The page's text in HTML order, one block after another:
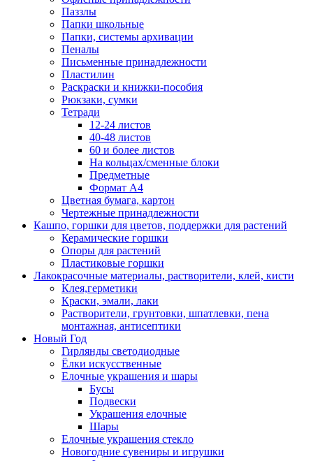
Паззлы
Папки школьные
Папки, системы архивации
Пеналы
Письменные принадлежности
Пластилин
Раскраски и книжки-пособия
Рюкзаки, сумки
Тетради
12-24 листов
40-48 листов
60 и более листов
На кольцах/сменные блоки
Предметные
Формат А4
Цветная бумага, картон
Чертежные принадлежности
Кашпо, горшки для цветов, поддержки для растений
Керамические горшки
Опоры для растений
Пластиковые горшки
Лакокрасочные материалы, растворители, клей, кисти
Клея,герметики
Краски, эмали, лаки
Растворители, грунтовки, шпатлевки, пена
монтажная, антисептики
Новый Год
Гирлянды светодиодные
Ёлки искусственные
Елочные украшения и шары
Бусы
Подвески
Украшения елочные
Шары
Елочные украшения стекло
Новогодние сувениры и игрушки